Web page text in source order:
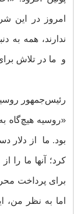
امروز در این
ندارند، همه به
و ما در تلاش
رئیس‌جمهور
«روسیه هیچ‌گاه
بود. ما از دلار
کرد؛ آنها ما را
برای پرداخت
اما به نظر